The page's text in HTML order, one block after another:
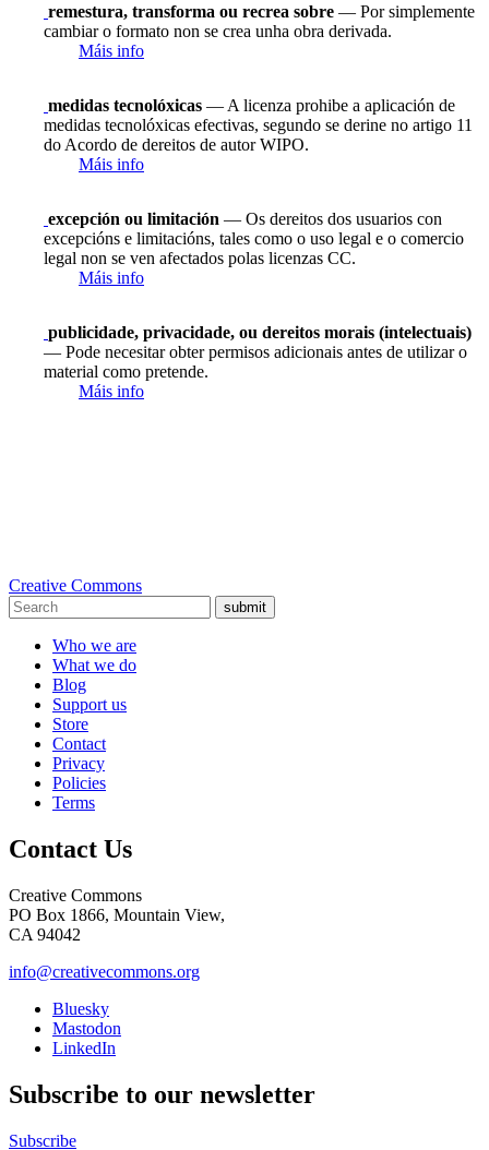
remestura, transforma ou recrea sobre — Por simplemente
cambiar o formato non se crea unha obra derivada.
Máis info
medidas tecnolóxicas — A licenza prohibe a aplicación de
medidas tecnolóxicas efectivas, segundo se derine no artigo 11
do Acordo de dereitos de autor WIPO.
Máis info
excepción ou limitación — Os dereitos dos usuarios con
excepcións e limitacións, tales como o uso legal e o comercio
legal non se ven afectados polas licenzas CC.
Máis info
publicidade, privacidade, ou dereitos morais (intelectuais)
— Pode necesitar obter permisos adicionais antes de utilizar o
material como pretende.
Máis info
Creative Commons
submit
Who we are
What we do
Blog
Support us
Store
Contact
Privacy
Policies
Terms
Contact Us
Creative Commons
PO Box 1866, Mountain View,
CA 94042
info@creativecommons.org
Bluesky
Mastodon
LinkedIn
Subscribe to our newsletter
Subscribe